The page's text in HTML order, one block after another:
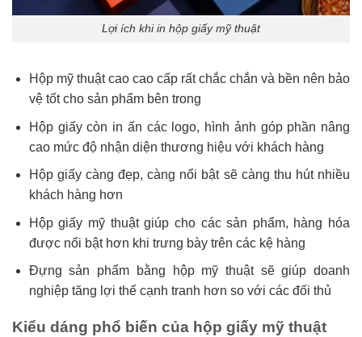
Lợi ích khi in hộp giấy mỹ thuật
Hộp mỹ thuật cao cao cấp rất chắc chắn và bền nên bảo
vệ tốt cho sản phẩm bên trong
Hộp giấy còn in ấn các logo, hình ảnh góp phần nâng
cao mức độ nhận diện thương hiệu với khách hàng
Hộp giấy càng đẹp, càng nổi bật sẽ càng thu hút nhiều
khách hàng hơn
Hộp giấy mỹ thuật giúp cho các sản phẩm, hàng hóa
được nổi bật hơn khi trưng bày trên các kệ hàng
Đựng sản phẩm bằng hộp mỹ thuật sẽ giúp doanh
nghiệp tăng lợi thế cạnh tranh hơn so với các đối thủ
Kiểu dáng phổ biến của hộp giấy mỹ thuật